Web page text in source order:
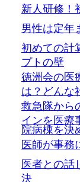
新人研修！
男性は定年
初めての計
プトの壁
徳洲会の医
は？どんな
救急隊から
インを医療
院病棟を決
医師が事務
医者との話
決